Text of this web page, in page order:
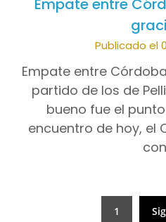
Empate entre
Publicado el
Empate entre
partido de los de
bueno fue el
encuentro de hoy, el
1